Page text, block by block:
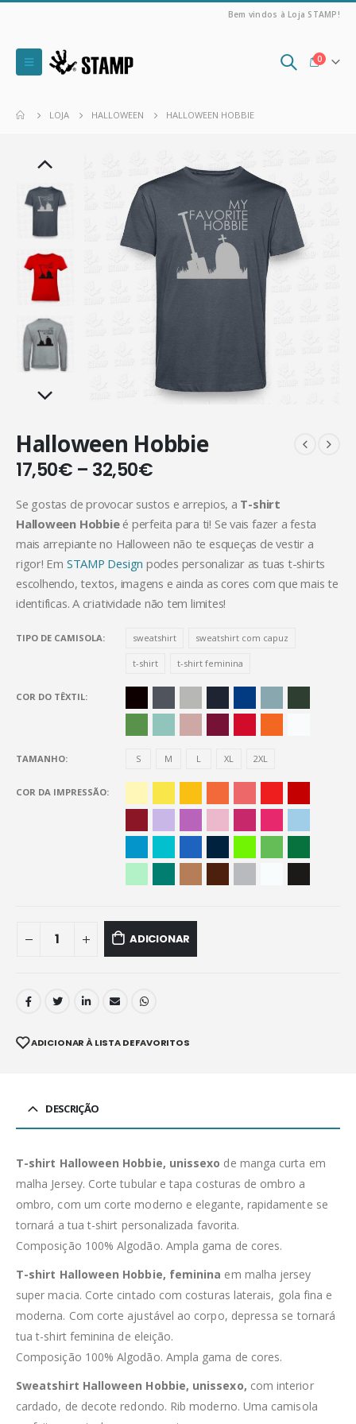
Bem vindos à Loja STAMP!
0
LOJA HALLOWEEN HALLOWEEN HOBBIE
Halloween Hobbie
17,50€ – 32,50€
Se gostas de provocar sustos e arrepios, a T-shirt
Halloween Hobbie é perfeita para ti! Se vais fazer a festa
mais arrepiante no Halloween não te esqueças de vestir a
rigor! Em STAMP Design podes personalizar as tuas t-shirts
escolhendo, textos, imagens e ainda as cores com que mais te
identificas. A criatividade não tem limites!
TIPO DE CAMISOLA sweatshirt sweatshirt com capuz
t-shirt t-shirt feminina
COR DO TÊXTIL
TAMANHO S M L XL 2XL
COR DA IMPRESSÃO
ADICIONAR
ADICIONAR À LISTA DE FAVORITOS
DESCRIÇÃO
T-shirt Halloween Hobbie, unissexo de manga curta em
malha Jersey. Corte tubular e tapa costuras de ombro a
ombro, com um corte moderno e elegante, rapidamente se
tornará a tua t-shirt personalizada favorita.
Composição 100% Algodão. Ampla gama de cores.
T-shirt Halloween Hobbie, feminina em malha jersey
super macia. Corte cintado com costuras laterais, gola fina e
moderna. Com corte ajustável ao corpo, depressa se tornará
tua t-shirt feminina de eleição.
Composição 100% Algodão. Ampla gama de cores.
Sweatshirt Halloween Hobbie, unissexo, com interior
cardado, de decote redondo. Rib moderno. Uma camisola